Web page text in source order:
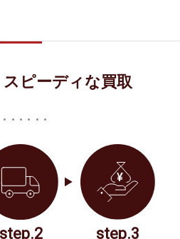
ピーディな買取
step.2 step.3